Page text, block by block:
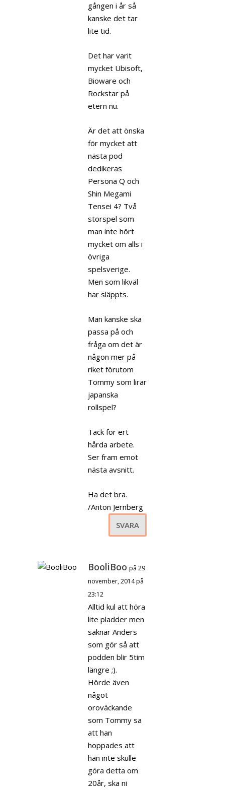
gången i år så
kanske det tar
lite tid.
Det har varit
mycket Ubisoft,
Bioware och
Rockstar på
etern nu.
Är det att önska
för mycket att
nästa pod
dedikeras
Persona Q och
Shin Megami
Tensei 4? Två
storspel som
man inte hört
mycket om alls i
övriga
spelsverige.
Men som likväl
har släppts.
Man kanske ska
passa på och
fråga om det är
någon mer på
riket förutom
Tommy som lirar
japanska
rollspel?
Tack för ert
hårda arbete.
Ser fram emot
nästa avsnitt.
Ha det bra.
/Anton Jernberg
SVARA
BooliBoo på 29
november, 2014 på
23:12
Alltid kul att höra
lite pladder men
saknar Anders
som gör så att
podden blir 5tim
längre ;).
Hörde även
något
oroväckande
som Tommy sa
att han
hoppades att
han inte skulle
göra detta om
20år, ska ni